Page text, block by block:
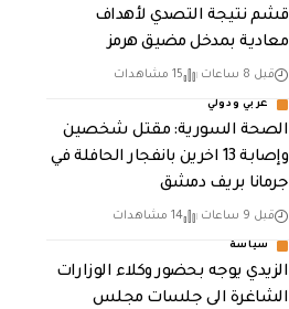
قشم نتيجة التصدي لأهداف
معادية بمدخل مضيق هرمز
قبل 8 ساعات 15 مشاهدات
عربي ودولي
الصحة السورية: مقتل شخصين
وإصابة 13 اخرين بانفجار الحافلة في
جرمانا بريف دمشق
قبل 9 ساعات 14 مشاهدات
سياسة
الزيدي يوجه بحضور وكلاء الوزارات
الشاغرة الى جلسات مجلس